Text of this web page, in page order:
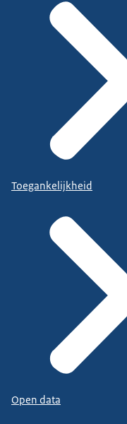
Toegankelijkheid
Open data